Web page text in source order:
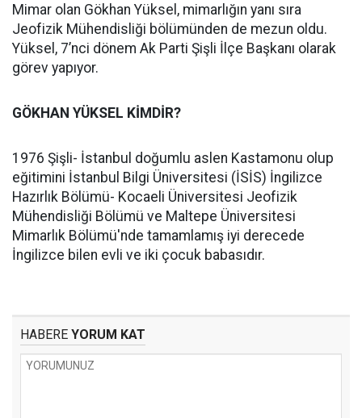
Mimar olan Gökhan Yüksel, mimarlığın yanı sıra
Jeofizik Mühendisliği bölümünden de mezun oldu.
Yüksel, 7’nci dönem Ak Parti Şişli İlçe Başkanı olarak
görev yapıyor.
GÖKHAN YÜKSEL KİMDİR?
1976 Şişli- İstanbul doğumlu aslen Kastamonu olup
eğitimini İstanbul Bilgi Üniversitesi (İSİS) İngilizce
Hazırlık Bölümü- Kocaeli Üniversitesi Jeofizik
Mühendisliği Bölümü ve Maltepe Üniversitesi
Mimarlık Bölümü'nde tamamlamış iyi derecede
İngilizce bilen evli ve iki çocuk babasıdır.
HABERE YORUM KAT